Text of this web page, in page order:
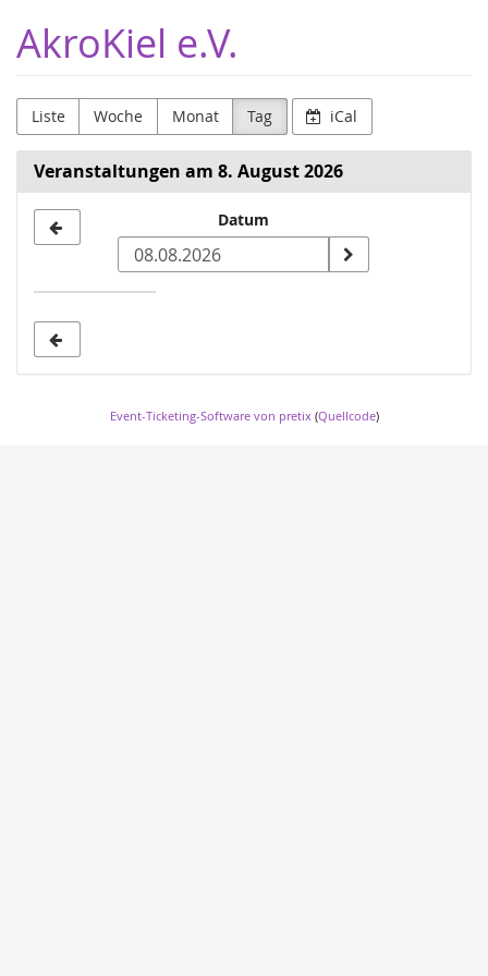
Haupt-
Inhalt
AkroKiel e.V.
Liste Woche Monat Tag iCal
Veranstaltungen am 8. August 2026
zur
Anzeige
Datum
Event-Ticketing-Software von pretix(Quellcode)